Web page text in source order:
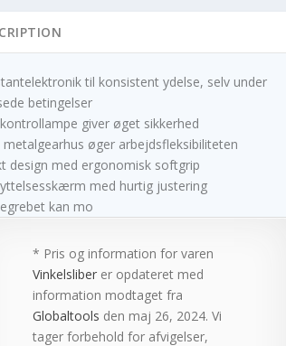
til konsistent ydelse, selv under
betingelser
giver øget sikkerhed
metalgearhus øger arbejdsfleksibiliteten
design med ergonomisk softgrip
med hurtig justering
kan mo
* Pris og information for varen
Vinkelsliberer opdateret med
information modtaget fra
Globaltools den maj 26, 2024. Vi
tager forbehold for afvigelser,